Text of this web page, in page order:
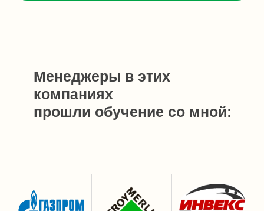
Менеджеры в этих
компаниях
прошли обучение со мной: